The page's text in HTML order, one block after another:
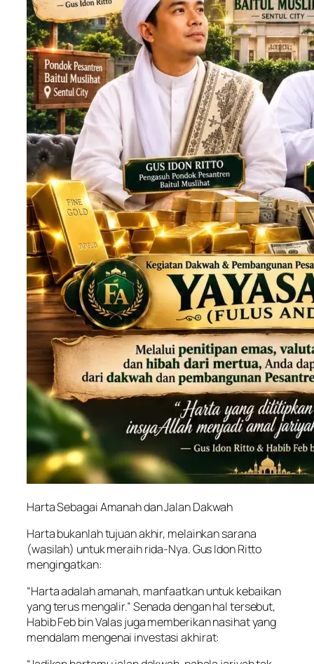
Harta Sebagai Amanah dan Jalan Dakwah
Harta bukanlah tujuan akhir, melainkan sarana
(wasilah) untuk meraih rida-Nya. Gus Idon Ritto
mengingatkan:
“Harta adalah amanah, manfaatkan untuk kebaikan
yang terus mengalir.” Senada dengan hal tersebut,
Habib Feb bin Valas juga memberikan nasihat yang
mendalam mengenai investasi akhirat: